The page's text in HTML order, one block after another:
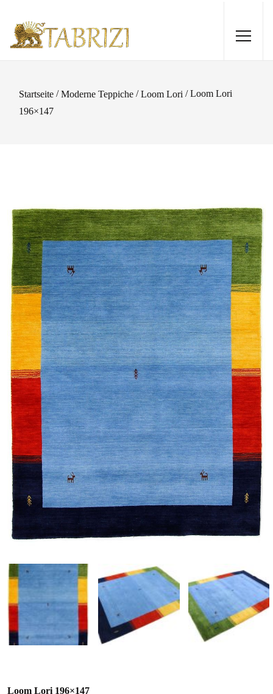
Startseite /Moderne Teppiche /Loom Lori / Loom Lori
196×147
Loom Lori 196×147
1.210,00€ + HINZUFÜGEN